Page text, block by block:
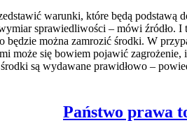
warunki, które będą podstawą
sprawiedliwości – mówi źródło.
będzie można zamrozić środki. W
może się bowiem pojawić
są wydawane prawidłowo –
Państwo prawa